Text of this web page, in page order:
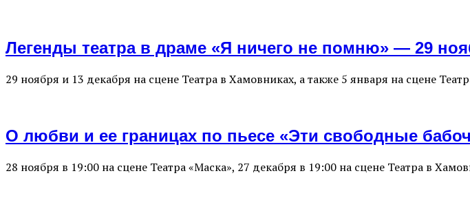
Легенды театра в драме «Я ничего не помню» — 29
29 ноября и 13 декабря на сцене Театра в Хамовниках, а также 5 января на сцене
О любви и ее границах по пьесе «Эти свободные
28 ноября в 19:00 на сцене Театра «Маска», 27 декабря в 19:00 на сцене Театра в